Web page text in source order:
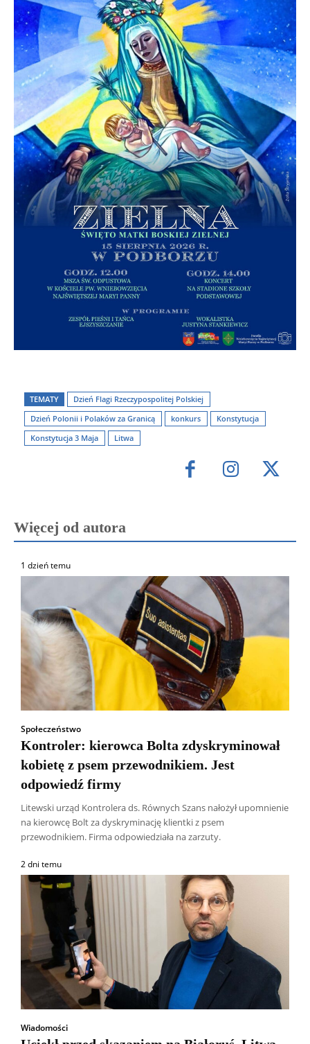
TEMATY
Dzień Flagi Rzeczypospolitej Polskiej
Dzień Polonii i Polaków za Granicą
konkurs
Konstytucja
Konstytucja 3 Maja
Litwa
Więcej od autora
1 dzień temu
Społeczeństwo
Kontroler: kierowca Bolta zdyskryminował
kobietę z psem przewodnikiem. Jest
odpowiedź firmy
Litewski urząd Kontrolera ds. Równych Szans nałożył upomnienie
na kierowcę Bolt za dyskryminację klientki z psem
przewodnikiem. Firma odpowiedziała na zarzuty.
2 dni temu
Wiadomości